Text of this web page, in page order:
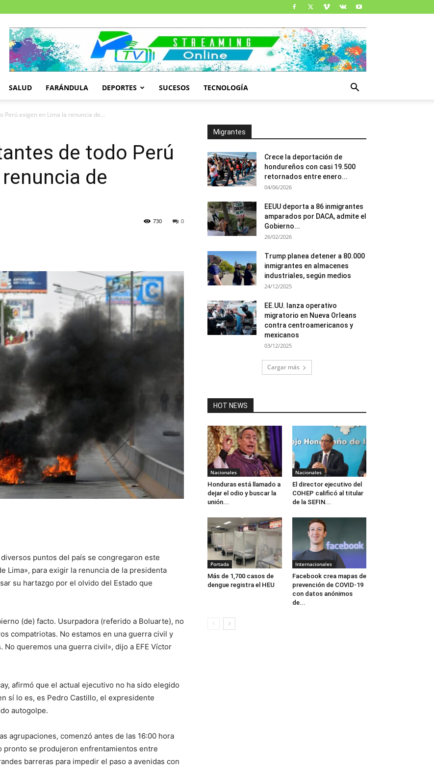
SALUD FARÁNDULA DEPORTES SUCESOS TECNOLOGÍA
Perú exigen en Lima la renuncia de...
de todo Perú
de
0
730
puntos del país se congregaron este
Lima», para exigir la renuncia de la presidenta
su hartazgo por el olvido del Estado que
(de) facto. Usurpadora (referido a Boluarte), no
compatriotas. No estamos en una guerra civil y
queremos una guerra civil», dijo a EFE Víctor
afirmó que el actual ejecutivo no ha sido elegido
sí lo es, es Pedro Castillo, el expresidente
autogolpe.
agrupaciones, comenzó antes de las 16:00 hora
pronto se produjeron enfrentamientos entre
barreras para impedir el paso a avenidas con
Migrantes
Crece la deportación de
hondureños con casi 19.500
retornados entre enero...
04/06/2026
EEUU deporta a 86 inmigrantes
amparados por DACA, admite el
Gobierno...
26/02/2026
Trump planea detener a 80.000
inmigrantes en almacenes
industriales, según medios
24/12/2025
EE.UU. lanza operativo
migratorio en Nueva Orleans
contra centroamericanos y
mexicanos
03/12/2025
Cargar más
HOT NEWS
Nacionales
Honduras está llamado a
dejar el odio y buscar la
unión...
Nacionales
El director ejecutivo del
COHEP calificó al titular
de la SEFIN...
Portada
Más de 1,700 casos de
dengue registra el HEU
Internacionales
Facebook crea mapas de
prevención de COVID-19
con datos anónimos
de...